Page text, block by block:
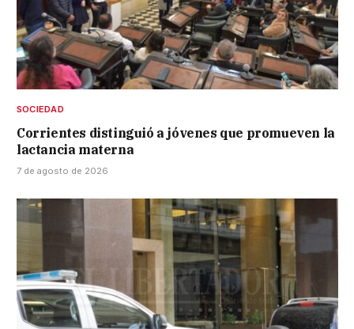
SOCIEDAD
Corrientes distinguió a jóvenes que promueven la
lactancia materna
7 de agosto de 2026